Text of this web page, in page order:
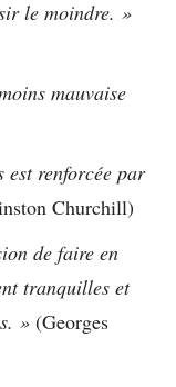
le moindre. »
mauvaise
est renforcée par
Churchill)
de faire en
tranquilles et
» (Georges